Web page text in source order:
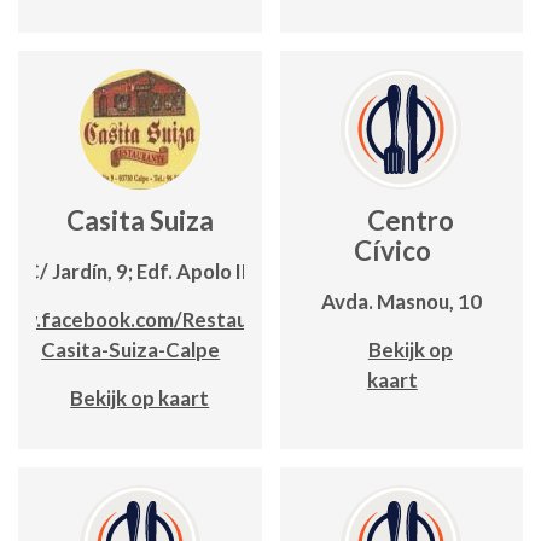
Casita Suiza
C/ Jardín, 9; Edf. Apolo III
Restaurante-
Casita-Suiza-Calpe
Bekijk op kaart
Centro
Cívico
Avda. Masnou, 10
Bekijk op
kaart